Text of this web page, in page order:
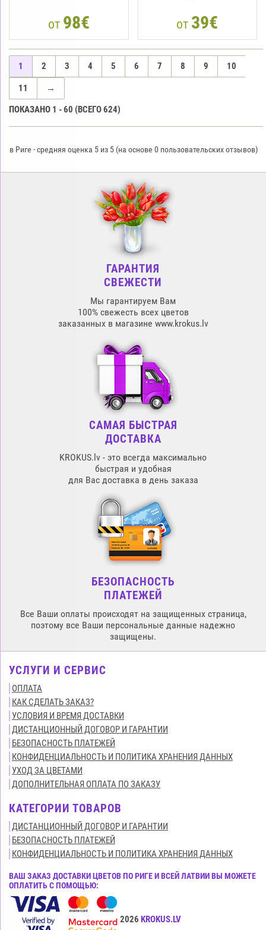
от 98€ от 39€
1 2 3 4 5 6 7 8 9 10
11
→
ПОКАЗАНО 1 -60 (ВСЕГО624)
в Риге -средняя оценка 5 из 5 (на основе 0 пользовательских отзывов)
ГАРАНТИЯ
СВЕЖЕСТИ
Мы гарантируем Вам
100% свежесть всех цветов
заказанных в магазине www.krokus.lv
САМАЯ БЫСТРАЯ
ДОСТАВКА
KROKUS.lv - это всегда максимально
быстрая и удобная
для Вас доставка в день заказа
БЕЗОПАСНОСТЬ
ПЛАТЕЖЕЙ
Все Ваши оплаты происходят на защищенных страница,
поэтому все Ваши персональные данные надежно
защищены.
УСЛУГИ И СЕРВИС
ОПЛАТА
КАК СДЕЛАТЬ ЗАКАЗ?
УСЛОВИЯ И ВРЕМЯ ДОСТАВКИ
ДИСТАНЦИОННЫЙ ДОГОВОР И ГАРАНТИИ
БЕЗОПАСНОСТЬ ПЛАТЕЖЕЙ
КОНФИДЕНЦИАЛЬНОСТЬ И ПОЛИТИКА ХРАНЕНИЯ ДАННЫХ
УХОД ЗА ЦВЕТАМИ
ДОПОЛНИТЕЛЬНАЯ ОПЛАТА ПО ЗАКАЗУ
КАТЕГОРИИ ТОВАРОВ
ДИСТАНЦИОННЫЙ ДОГОВОР И ГАРАНТИИ
БЕЗОПАСНОСТЬ ПЛАТЕЖЕЙ
КОНФИДЕНЦИАЛЬНОСТЬ И ПОЛИТИКА ХРАНЕНИЯ ДАННЫХ
ВАШ ЗАКАЗ ДОСТАВКИ ЦВЕТОВ ПО РИГЕ И ВСЕЙ ЛАТВИИ ВЫ МОЖЕТЕ
ОПЛАТИТЬ С ПОМОЩЬЮ:
Все права защищены© 2015-2026 KROKUS.LV